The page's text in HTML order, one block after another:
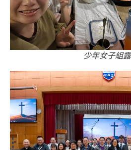
少年女子組